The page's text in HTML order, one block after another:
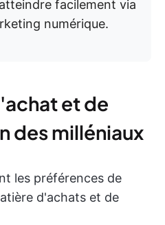
facilement via
numérique.
et de
des milléniaux
les préférences de
d'achats et de